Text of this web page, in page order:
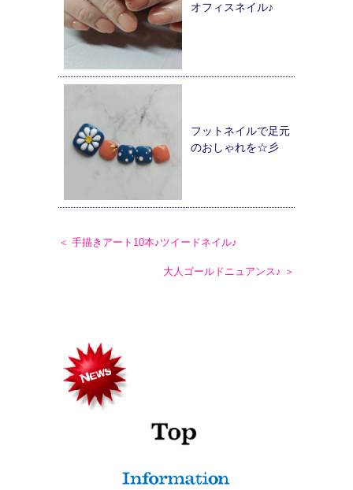
オフィスネイル♪
フットネイルで足元
のおしゃれを☆彡
＜ 手描きアート10本♪ツイードネイル♪
大人ゴールドニュアンス♪ ＞